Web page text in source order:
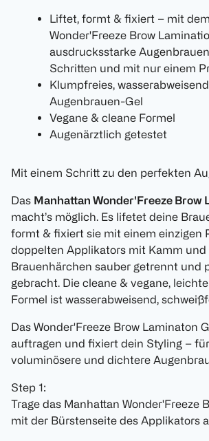
Liftet, formt & fixiert – mit
Wonder'Freeze Brow
ausdrucksstarke
Schritten und mit nur einem
Klumpfreies,
Augenbrauen-Gel
Vegane & cleane Formel
Augenärztlich getestet
Mit einem Schritt zu den perfekten
Das Manhattan Wonder'Freeze Brow
macht’s möglich. Es lifetet deine
formt & fixiert sie mit einem einzigen
doppelten Applikators mit Kamm und
Brauenhärchen sauber getrennt und
gebracht. Die cleane & vegane,
Formel ist wasserabweisend,
Das Wonder'Freeze Brow Laminaton
auftragen und fixiert dein Styling –
voluminösere und dichtere
Step 1:
Trage das Manhattan Wonder'Freeze
mit der Bürstenseite des Applikators